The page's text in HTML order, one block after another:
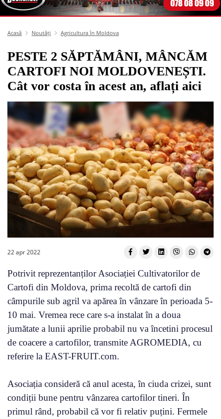
Acasă Noutăți Agricultura în Moldova
PESTE 2 SĂPTĂMÂNI, MÂNCĂM
CARTOFI NOI MOLDOVENEȘTI.
Cât vor costa în acest an, aflați aici
22 apr 2022
Potrivit reprezentanților Asociației Cultivatorilor de
Cartofi din Moldova, prima recoltă de cartofi din
câmpurile sub agril va apărea în vânzare în perioada 5-
10 mai. Vremea rece care s-a instalat în a doua
jumătate a lunii aprilie probabil nu va încetini procesul
de coacere a cartofilor, transmite AGROMEDIA, cu
referire la EAST-FRUIT.com.
Asociația consideră că anul acesta, în ciuda crizei, sunt
condiții bune pentru vânzarea cartofilor tineri. În
primul rând, probabil că vor fi relativ puțini. Fermele